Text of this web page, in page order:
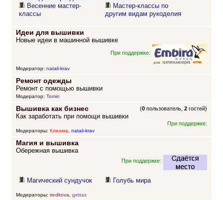
Весенние мастер-
классы
Мастер-классы по
другим видам рукоделия
Идеи для вышивки
Новые идеи в машинной вышивке
При поддержке:
Модератор: natali-krav
Ремонт одежды
Ремонт с помощью вышивки
Модератор: Tomin
Вышивка как бизнес (0 пользователь,2 гостей)
Как заработать при помощи вышивки
При поддержке:
Модераторы: Клеома, natali-krav
Магия и вышивка
Обережная вышивка
При поддержке:
Магический сундучок Голубь мира
Модераторы: iredkova gettas